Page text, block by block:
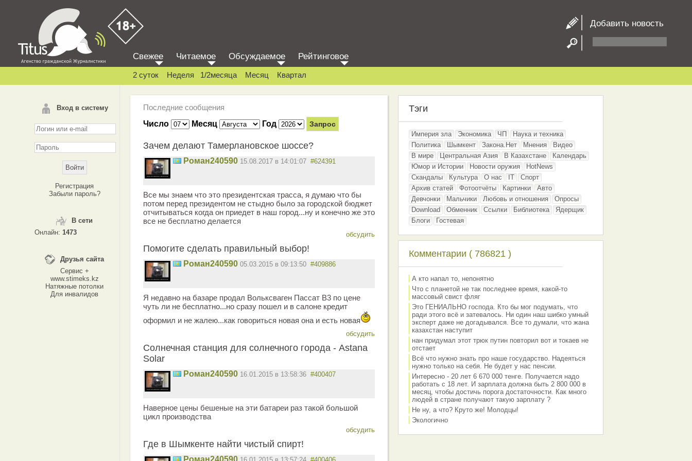
Добавить новость
Вход в систему
Регистрация
Забыли пароль?
В сети
Онлайн: 1473
Друзья сайта
Сервис +
www.stimeks.kz
Натяжные потолки
Для инвалидов
Свежее Читаемое Обсуждаемое Рейтинговое
2 суток Неделя 1/2месяца Месяц Квартал
Последние сообщения
Число
Месяц Год
Зачем делают Тамерлановское шоссе?
Роман240590 15.08.2017 в 14:01:07 #624391
Все мы знаем что это президентская трасса, я думаю что бы
потом перед президентом не стыдно было за городской бюджет
отчитываться когда он приедет в наш город...ну и конечно же это
все не бесплатно делается
обсудить
Помогите сделать правильный выбор!
Роман240590 05.03.2015 в 09:13:50 #409886
Я недавно на базаре продал Вольксваген Пассат В3 по цене
чуть ли не бесплатно...но сразу пошел и в салоне кредит
оформил и не жалею...как говориться новая она и есть новая
обсудить
Солнечная станция для солнечного города - Astana
Solar
Роман240590 16.01.2015 в 13:58:36 #400407
Наверное цены бешеные на эти батареи раз такой большой
цикл производства
обсудить
Где в Шымкенте найти чистый спирт!
Роман240590
Тэги
Империя зла Экономика ЧП
Наука и техника
Политика
Шымкент Закона.Нет Мнения
Видео
В мире
Центральная Азия В Казахстане
Календарь
Юмор и Истории
Новости оружия
HotNews
Скандалы
Культура О нас IT
Спорт
Архив статей
Фотоотчёты Картинки
Авто
Девчонки
Мальчики Любовь и отношения
Опросы
Download
Обменник Ссылки Библиотека
Ядерщик
Блоги
Гостевая
Комментарии ( 786821 )
А кто напал то, непонятно
Что с планетой не так последнее время, какой-то
массовый свист фляг
Это ГЕНИАЛЬНО господа. Кто бы мог подумать, что
ради этого всё и затевалось. Ни один наш шибко умный
эксперт даже не догадывался. Все то думали, что жана
казахстан наступит
нан придумал этот трюк путин повторил вот и токаев не
отстает
Всё что нужно знать про наше государство. Надеяться
нужно только на себя. Не будет у нас пенсии.
Интересно - 20 лет 6 670 000 тенге. Получается надо
работать с 18 лет. И зарплата должна быть 2 800 000 в
месяц, чтобы достичь порога достаточности. Как много
людей в стране получают такую зарплату ?
Не ну, а что? Круто же! Молодцы!
Экологично